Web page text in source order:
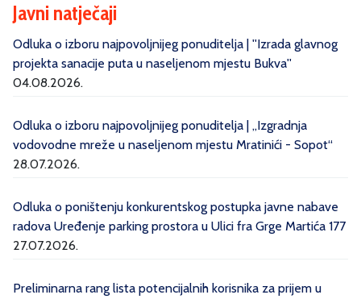
Javni natječaji
Odluka o izboru najpovoljnijeg ponuditelja | ''Izrada glavnog
projekta sanacije puta u naseljenom mjestu Bukva''
04.08.2026.
Odluka o izboru najpovoljnijeg ponuditelja | „Izgradnja
vodovodne mreže u naseljenom mjestu Mratinići - Sopot“
28.07.2026.
Odluka o poništenju konkurentskog postupka javne nabave
radova Uređenje parking prostora u Ulici fra Grge Martića 177
27.07.2026.
Preliminarna rang lista potencijalnih korisnika za prijem u